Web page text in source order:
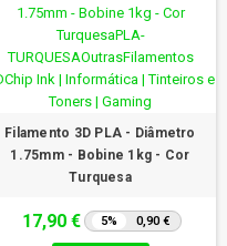
Filamento 3D PLA - Diâmetro
1.75mm - Bobine 1kg - Cor
Turquesa
17,90 € 5% 0,90 €